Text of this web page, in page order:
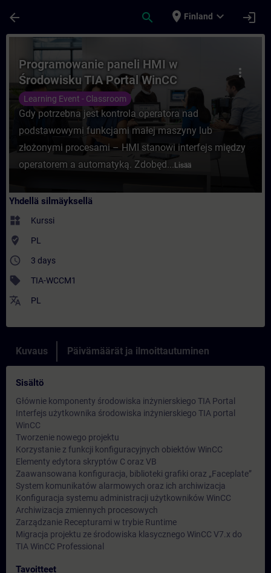
arrow_back search place Finland expand_more login
Kurssi - Programowanie paneli HMI w
more_vert
Programowanie paneli HMI w
Środowisku TIA Portal WinCC
Learning Event - Classroom
Gdy potrzebna jest kontrola operatora nad
podstawowymi funkcjami małej maszyny lub
złożonymi procesami – HMI stanowi interfejs między
operatorem a automatyką. Zdobęd... Lisää
Yhdellä silmäyksellä
widgets Kurssi
where_to_vote PL
access_time 3 days
sell TIA-WCCM1
translate PL
Kuvaus Päivämäärät ja ilmoittautuminen
Sisältö
Głównie komponenty środowiska inżynierskiego TIA Portal
Interfejs użytkownika środowiska inżynierskiego TIA portal
WinCC
Tworzenie nowego projektu
Korzystanie z funkcji konfiguracyjnych obiektów WinCC
Elementy edytora skryptów C oraz VB
Zaawansowana konfiguracja, biblioteki grafiki oraz „Faceplate”
System komunikatów alarmowych oraz ich archiwizacja
Konfiguracja systemu administracji użytkowników WinCC
Archiwizacja zmiennych procesowych
Zarządzanie Recepturami w trybie Runtime
Migracja projektu ze środowiska klasycznego WinCC V7.x do
TIA WinCC Professional
Tavoitteet